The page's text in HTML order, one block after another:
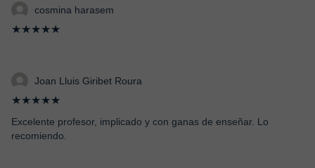
cosmina harasem
★★★★★
Joan Lluis Giribet Roura
★★★★★
Excelente profesor, implicado y con ganas de enseñar. Lo
recomiendo.